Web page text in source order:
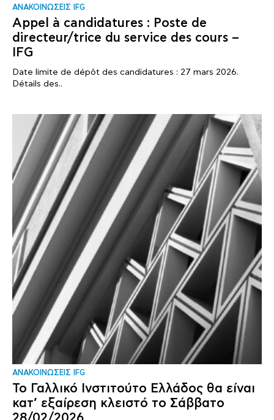
ΑΝΑΚΟΙΝΩΣΕΙΣ IFG
Appel à candidatures : Poste de
directeur/trice du service des cours –
IFG
Date limite de dépôt des candidatures : 27 mars 2026.
Détails des..
ΑΝΑΚΟΙΝΩΣΕΙΣ IFG
Το Γαλλικό Ινστιτούτο Ελλάδος θα είναι
κατ’ εξαίρεση κλειστό το Σάββατο